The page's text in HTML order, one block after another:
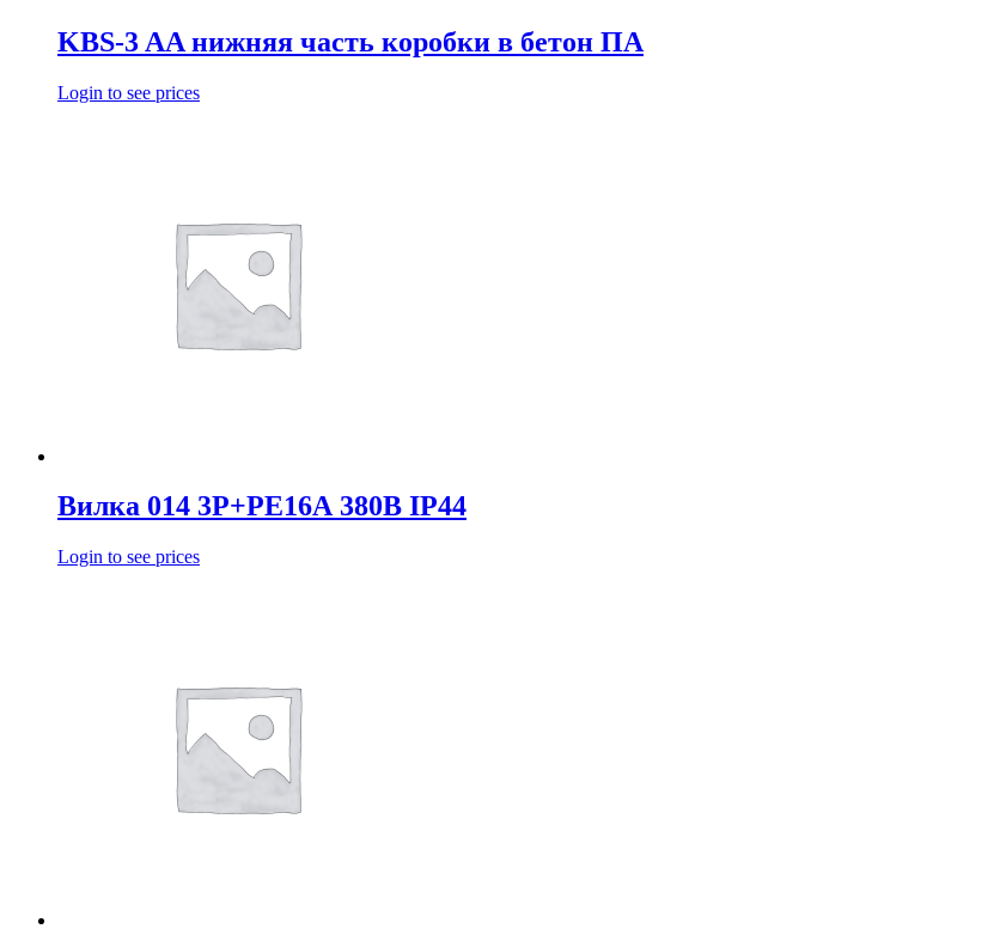
KBS-3 AA нижняя часть коробки в бетон ПА
Login to see prices
Вилка 014 3Р+РЕ16А 380В IP44
Login to see prices